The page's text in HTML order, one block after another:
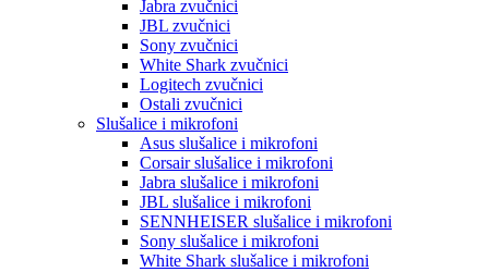
Jabra zvučnici
JBL zvučnici
Sony zvučnici
White Shark zvučnici
Logitech zvučnici
Ostali zvučnici
Slušalice i mikrofoni
Asus slušalice i mikrofoni
Corsair slušalice i mikrofoni
Jabra slušalice i mikrofoni
JBL slušalice i mikrofoni
SENNHEISER slušalice i mikrofoni
Sony slušalice i mikrofoni
White Shark slušalice i mikrofoni